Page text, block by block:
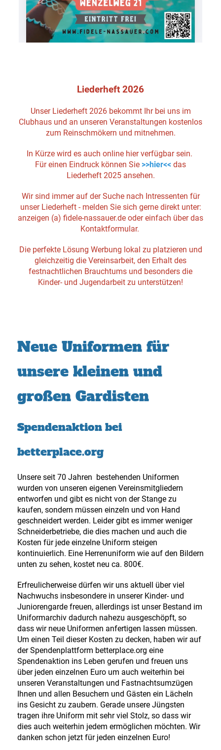
Liederheft 2026
Unser Liederheft 2026 bekommt Ihr bei uns im
Clubhaus und an unseren Veranstaltungen kostenlos
zum Reinschmökern und mitnehmen.
In Kürze wird es auch online hier verfügbar sein.
Für einen Eindruck können Sie >>hier<< das
Liederheft 2025 ansehen.
Wir sind immer auf der Suche nach Intressenten für
unser Liederheft - melden Sie sich gerne direkt unter:
anzeigen (a) fidele-nassauer.de oder einfach über das
Kontaktformular.
Die perfekte Lösung Werbung lokal zu platzieren und
gleichzeitig die Vereinsarbeit, den Erhalt des
festnachtlichen Brauchtums und besonders die
Kinder- und Jugendarbeit zu unterstützen!
Neue Uniformen für
unsere kleinen und
großen Gardisten
Spendenaktion bei
betterplace.org
Unsere seit 70 Jahren bestehenden Uniformen
wurden von unseren eigenen Vereinsmitgliedern
entworfen und gibt es nicht von der Stange zu
kaufen, sondern müssen einzeln und von Hand
geschneidert werden. Leider gibt es immer weniger
Schneiderbetriebe, die dies machen und auch die
Kosten für jede einzelne Uniform steigen
kontinuierlich. Eine Herrenuniform wie auf den Bildern
unten zu sehen, kostet neu ca. 800€.
Erfreulicherweise dürfen wir uns aktuell über viel
Nachwuchs insbesondere in unserer Kinder- und
Juniorengarde freuen, allerdings ist unser Bestand im
Uniformarchiv dadurch nahezu ausgeschöpft, so
dass wir neue Uniformen anfertigen lassen müssen.
Um einen Teil dieser Kosten zu decken, haben wir auf
der Spendenplattform betterplace.org eine
Spendenaktion ins Leben gerufen und freuen uns
über jeden einzelnen Euro um auch weiterhin bei
unseren Veranstaltungen und Fastnachtsumzügen
Ihnen und allen Besuchern und Gästen ein Lächeln
ins Gesicht zu zaubern. Gerade unsere Jüngsten
tragen ihre Uniform mit sehr viel Stolz, so dass wir
dies auch weiterhin jedem ermöglichen möchten. Wir
danken schon jetzt für jeden einzelnen Euro!